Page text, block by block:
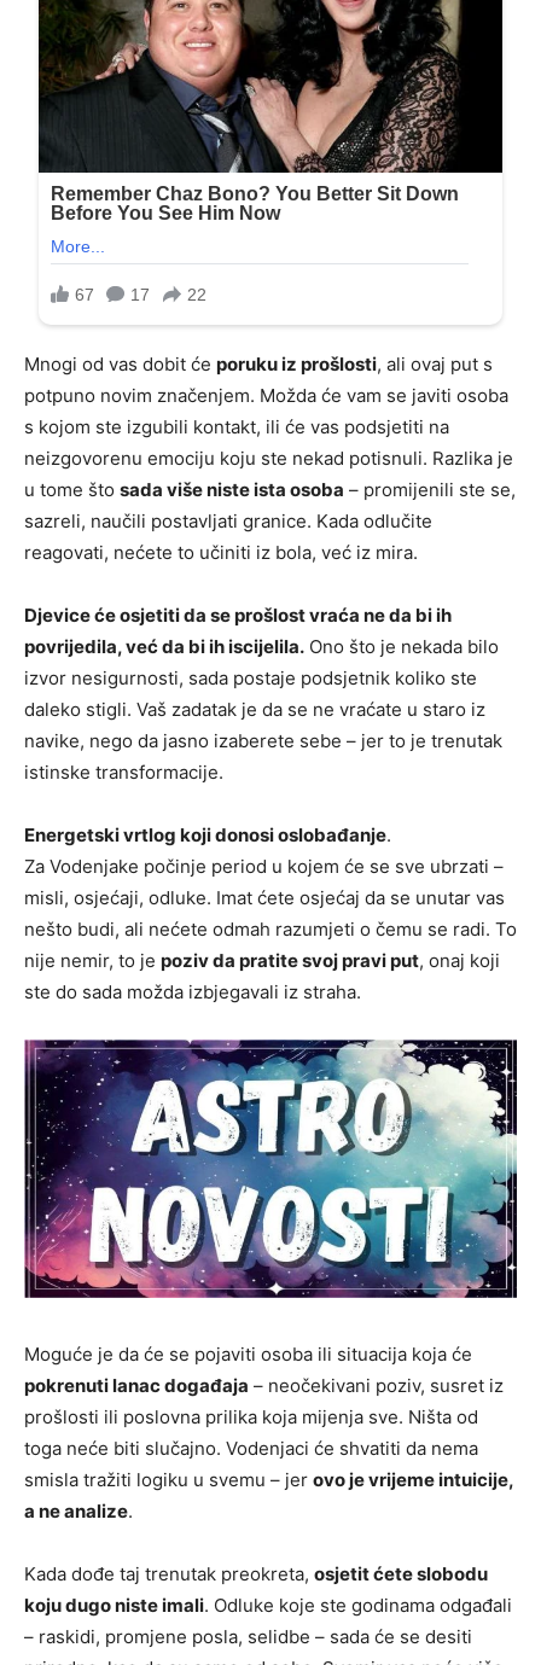
Mnogi od vas dobit će poruku iz prošlosti, ali ovaj put s
potpuno novim značenjem. Možda će vam se javiti osoba
s kojom ste izgubili kontakt, ili će vas podsjetiti na
neizgovorenu emociju koju ste nekad potisnuli. Razlika je
u tome što sada više niste ista osoba – promijenili ste se,
sazreli, naučili postavljati granice. Kada odlučite
reagovati, nećete to učiniti iz bola, već iz mira.
Djevice će osjetiti da se prošlost vraća ne da bi ih
povrijedila, već da bi ih iscijelila. Ono što je nekada bilo
izvor nesigurnosti, sada postaje podsjetnik koliko ste
daleko stigli. Vaš zadatak je da se ne vraćate u staro iz
navike, nego da jasno izaberete sebe – jer to je trenutak
istinske transformacije.
Energetski vrtlog koji donosi oslobađanje.
Za Vodenjake počinje period u kojem će se sve ubrzati –
misli, osjećaji, odluke. Imat ćete osjećaj da se unutar vas
nešto budi, ali nećete odmah razumjeti o čemu se radi. To
nije nemir, to je poziv da pratite svoj pravi put, onaj koji
ste do sada možda izbjegavali iz straha.
Moguće je da će se pojaviti osoba ili situacija koja će
pokrenuti lanac događaja – neočekivani poziv, susret iz
prošlosti ili poslovna prilika koja mijenja sve. Ništa od
toga neće biti slučajno. Vodenjaci će shvatiti da nema
smisla tražiti logiku u svemu – jer ovo je vrijeme intuicije,
a ne analize.
Kada dođe taj trenutak preokreta, osjetit ćete slobodu
koju dugo niste imali. Odluke koje ste godinama odgađali
– raskidi, promjene posla, selidbe – sada će se desiti